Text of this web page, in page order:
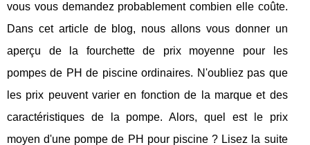
vous vous demandez probablement combien elle coûte.
Dans cet article de blog, nous allons vous donner un
aperçu de la fourchette de prix moyenne pour les
pompes de PH de piscine ordinaires. N'oubliez pas que
les prix peuvent varier en fonction de la marque et des
caractéristiques de la pompe. Alors, quel est le prix
moyen d'une pompe de PH pour piscine ? Lisez la suite